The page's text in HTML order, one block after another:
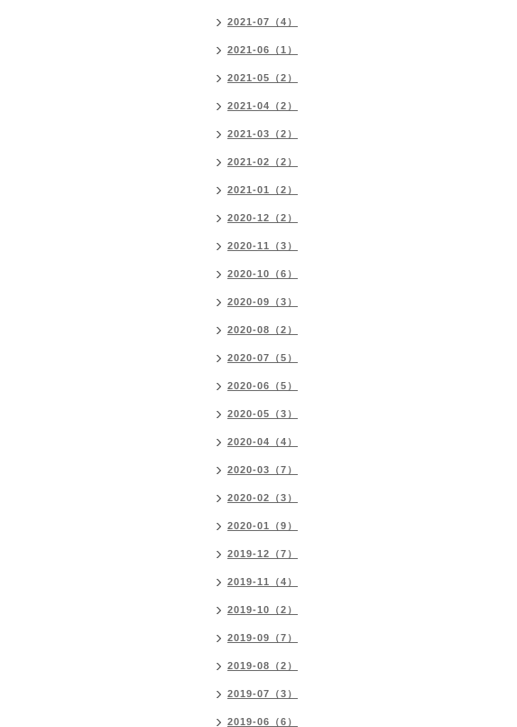
2021-07（4）
2021-06（1）
2021-05（2）
2021-04（2）
2021-03（2）
2021-02（2）
2021-01（2）
2020-12（2）
2020-11（3）
2020-10（6）
2020-09（3）
2020-08（2）
2020-07（5）
2020-06（5）
2020-05（3）
2020-04（4）
2020-03（7）
2020-02（3）
2020-01（9）
2019-12（7）
2019-11（4）
2019-10（2）
2019-09（7）
2019-08（2）
2019-07（3）
2019-06（6）